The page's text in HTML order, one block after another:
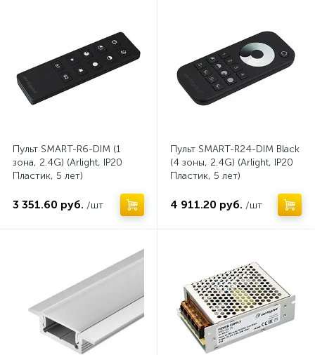
Пульт SMART-R6-DIM (1
зона, 2.4G) (Arlight, IP20
Пластик, 5 лет)
3 351.60 руб. /шт
Пульт SMART-R24-DIM Black
(4 зоны, 2.4G) (Arlight, IP20
Пластик, 5 лет)
4 911.20 руб. /шт